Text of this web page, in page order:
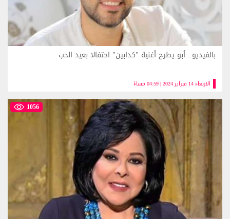
الاربعاء 14 فبراير 2024 | 04:59 مساءً
بالفيديو.. أبو يطرح أغنية "كدابين" احتفالا بعيد الحب
1056